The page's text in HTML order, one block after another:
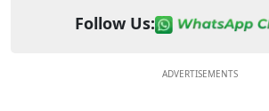
Follow Us:
ADVERTISEMENTS